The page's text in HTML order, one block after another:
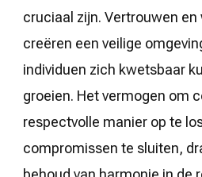
cruciaal zijn. Vertrouwen
creëren een veilige
individuen zich kwetsbaar
groeien. Het vermogen om
respectvolle manier op te
compromissen te sluiten,